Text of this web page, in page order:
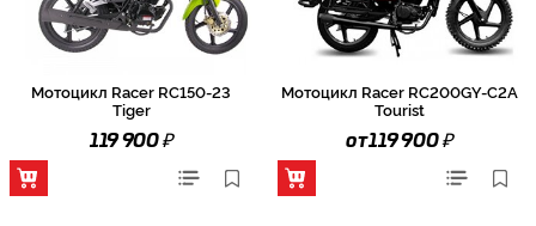
Мотоцикл Racer RC150-23
Tiger
119 900₽
Мотоцикл Racer RC200GY-C2A
Tourist
от 119 900₽